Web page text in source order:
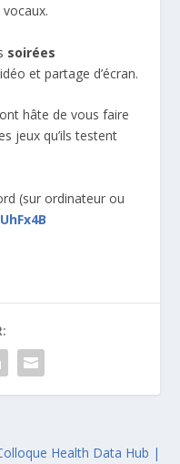
soirées
et partage d’écran.
hâte de vous faire
jeux qu’ils testent
(sur ordinateur ou
Health Data Hub |